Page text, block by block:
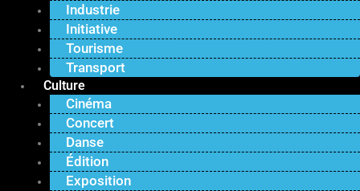
Industrie
Initiative
Tourisme
Transport
Culture
Cinéma
Concert
Danse
Édition
Exposition